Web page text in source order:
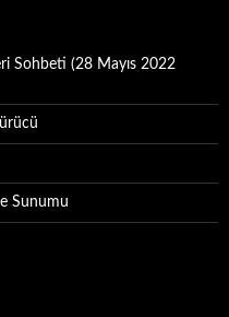
Sohbeti (28 Mayıs 2022
Sunumu